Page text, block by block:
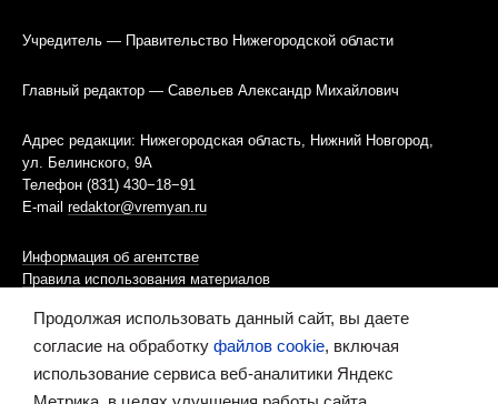
Учредитель — Правительство Нижегородской области
Главный редактор — Савельев Александр Михайлович
Адрес редакции: Нижегородская область, Нижний Новгород,
ул. Белинского, 9А
Телефон (831) 430−18−91
E-mail redaktor@vremyan.ru
Информация об агентстве
Правила использования материалов
Информационная политика использования «cookies»-файлов
Ресурс содержит материалы 16+
Продолжая использовать данный сайт, вы даете
согласие на обработку файлов cookie, включая
использование сервиса веб-аналитики Яндекс